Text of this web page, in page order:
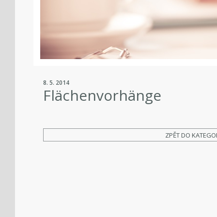
8. 5. 2014
Flächenvorhänge
ZPĚT DO